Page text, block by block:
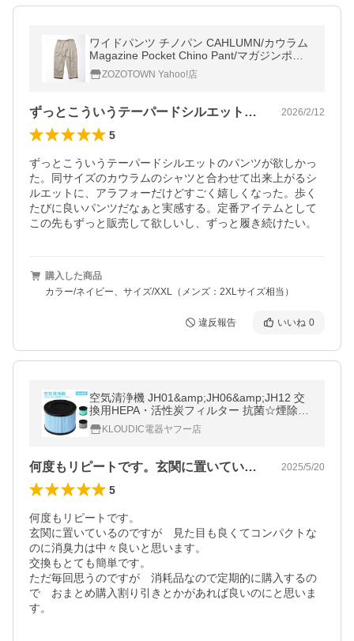
ワイドパンツ チノパン CAHLUMN/カウラム
Magazine Pocket Chino Pant/マガジンポケ
ット チノパンツ メンズ
ZOZOTOWN Yahoo!店
ずっとこういうテーパードシルエットのパ… 2026/2/12
5
ずっとこういうテーパードシルエットのパンツが欲しかっ
た。同サイズのカウラムのシャツと合わせて出来上がるシ
ルエットに、アラフォーだけどすごく嬉しくなった。歩く
たびに良いパンツだなぁと実感する。定番アイテムとして
この先もずっと販売して欲しいし、ずっと履き続けたい。
購入した商品
カラー/ネイビー、サイズ/XXL（メンズ：2XLサイズ相当）
違反報告 いいね 0
空気清浄機 JH01&amp;JH06&amp;JH12 交
換用HEPA・活性炭フィルター 抗菌☆煙除去
☆抗アレルギー 3つのタイプ選択可能
KLOUDIC電器ヤフー店
何度もリピートです。玄関に置いているの… 2025/5/20
5
何度もリピートです。
玄関に置いているのですが　見た目も良くてコンパクトな
のに消臭力は中々良いと思います。
交換もとても簡単です。
ただ毎回思うのですが　消耗品なので定期的に購入するの
で　おまとめ購入割り引きとかがあれば良いのにと思いま
す。